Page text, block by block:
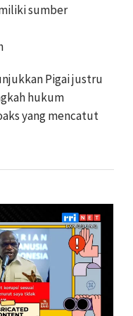
sumber
Pigai justru
hukum
yang mencatut